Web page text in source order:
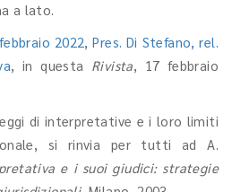
a lato.
2022, Pres. Di Stefano, rel.
, in questa Rivista, 17 febbraio
di interpretative e i loro limiti
si rinvia per tutti ad A.
e i suoi giudici: strategie